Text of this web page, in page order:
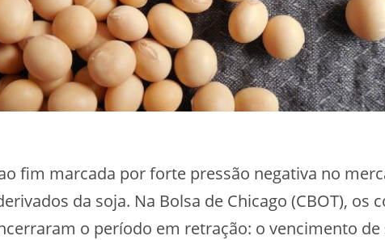
fim marcada por forte pressão negativa no
da soja. Na Bolsa de Chicago (CBOT), os
o período em retração: o vencimento